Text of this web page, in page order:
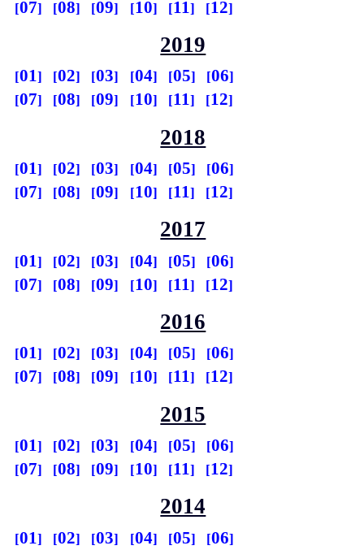
07 08 09 10 11 12
2019
01 02 03 04 05
06
07
08 09 10 11 12
2018
01 02 03 04 05
06
07
08 09 10 11 12
2017
01 02 03 04 05
06
07
08 09 10 11 12
2016
01 02 03 04 05
06
07
08 09 10 11 12
2015
01 02 03 04 05
06
07
08 09 10 11 12
2014
01 02 03 04 05
06